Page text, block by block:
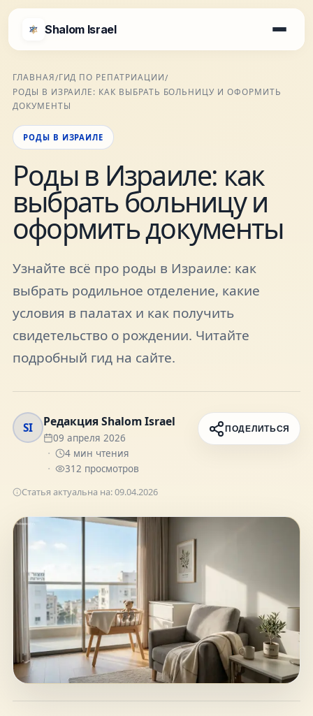
Shalom Israel
Блог
Афиша
Новости
Специалисты
Города
FAQ
Контакты
Присоединяйтесь к нам
Получайте актуальные новости и советы о
жизни в Израиле
Подписаться
Telegram
hello@shalomisrael.ru
ГЛАВНАЯ/ГИД ПО РЕПАТРИАЦИИ/
РОДЫ В ИЗРАИЛЕ: КАК ВЫБРАТЬ БОЛЬНИЦУ И ОФОРМИТЬ
ДОКУМЕНТЫ
РОДЫ В ИЗРАИЛЕ
Роды в Израиле: как
выбрать больницу и
оформить документы
Узнайте всё про роды в Израиле: как
выбрать родильное отделение, какие
условия в палатах и как получить
свидетельство о рождении. Читайте
подробный гид на сайте.
SI Редакция Shalom Israel
09 апреля 2026
4мин чтения
312 просмотров
ПОДЕЛИТЬСЯ
Статья актуальна на:09.04.2026